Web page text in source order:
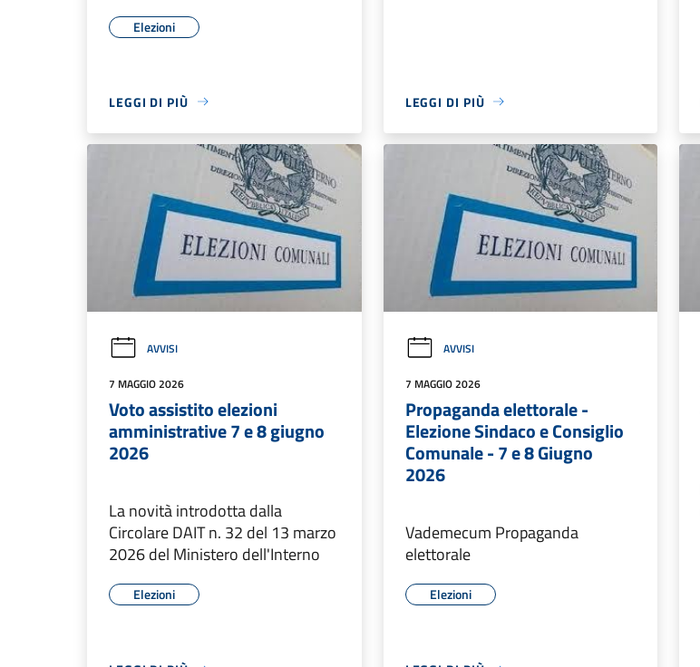
Elezioni
LEGGI DI PIÙ LEGGI DI PIÙ
AVVISI
7 MAGGIO 2026
Voto assistito elezioni
amministrative 7 e 8 giugno
2026
La novità introdotta dalla
Circolare DAIT n. 32 del 13 marzo
2026 del Ministero dell'Interno
Elezioni
AVVISI
7 MAGGIO 2026
Propaganda elettorale -
Elezione Sindaco e Consiglio
Comunale - 7 e 8 Giugno
2026
Vademecum Propaganda
elettorale
Elezioni